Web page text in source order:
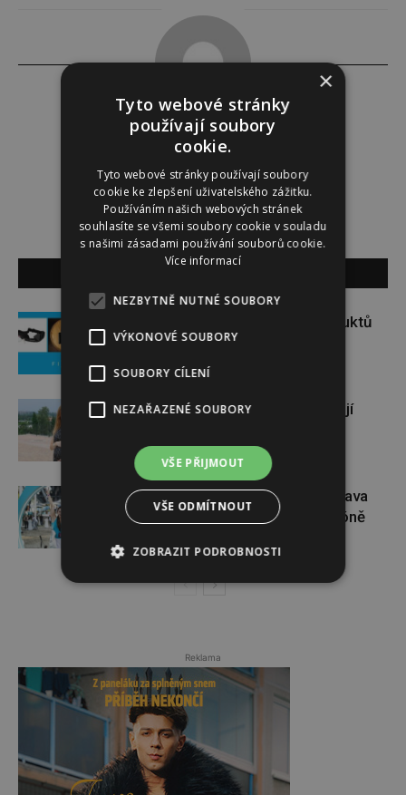
Alena Babuková
Soutěž o set praktických produktů
značky FIXED
Gabriela Soukalová se nebojí
Dopřejte si na Colours of Ostrava
pauzu plnou zážitků v IQOS zóně
Reklama
×
Tyto webové stránky
používají soubory
cookie.
Tyto webové stránky používají soubory
cookie ke zlepšení uživatelského zážitku.
Používáním našich webových stránek
souhlasíte se všemi soubory cookie v souladu
s našimi zásadami používání souborů cookie.
Více informací
NEZBYTNĚ NUTNÉ SOUBORY
VÝKONOVÉ SOUBORY
SOUBORY CÍLENÍ
NEZAŘAZENÉ SOUBORY
VŠE PŘIJMOUT
VŠE ODMÍTNOUT
ZOBRAZIT PODROBNOSTI